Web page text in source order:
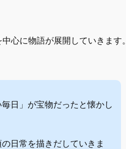
心に物語が展開していきます。
日」が宝物だったと懐かし
日常を描きだしていきま